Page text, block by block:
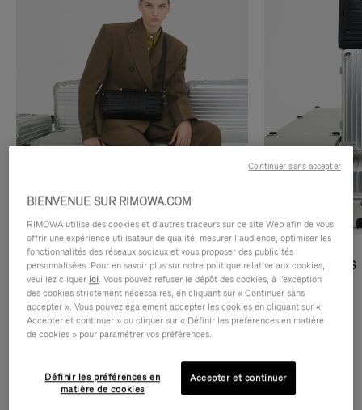
Sacs Bandoulière
DÉCOUVRIR
Sacs Cabas
DÉCOUVRIR
Sacs Bandoulière Groove
BIENVENUE SUR RIMOWA.COM
RIMOWA utilise des cookies et d’autres traceurs sur ce site Web afin de vous
offrir une expérience utilisateur de qualité, mesurer l’audience, optimiser les
fonctionnalités des réseaux sociaux et vous proposer des publicités
personnalisées. Pour en savoir plus sur notre politique relative aux cookies,
veuillez cliquer ici. Vous pouvez refuser le dépôt des cookies, à l'exception
des cookies strictement nécessaires, en cliquant sur « Continuer sans
accepter ». Vous pouvez également accepter les cookies en cliquant sur «
Accepter et continuer » ou cliquer sur « Définir les préférences en matière
de cookies » pour paramétrer vos préférences.
Définir les préférences en
matière de cookies
Accepter et continuer
Continuer sans accepter